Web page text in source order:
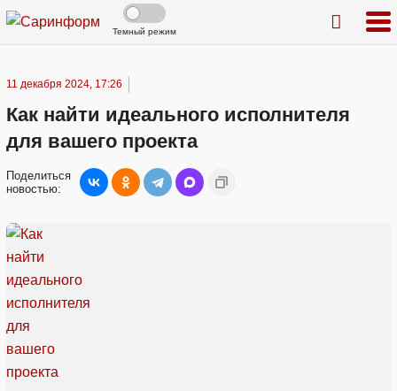
Темный режим
11 декабря 2024, 17:26
Как найти идеального исполнителя
для вашего проекта
Поделиться
новостью: